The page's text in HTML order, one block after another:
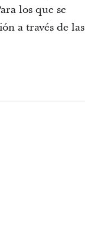
los que se
a través de las